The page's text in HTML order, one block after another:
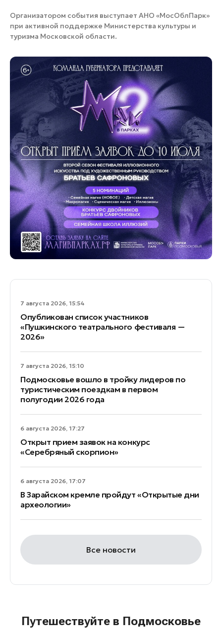
7 августа 2026, 15:54
Опубликован список участников
«Пушкинского театрального фестиваля —
2026»
7 августа 2026, 15:10
Подмосковье вошло в тройку лидеров по
туристическим поездкам в первом
полугодии 2026 года
6 августа 2026, 17:27
Открыт прием заявок на конкурс
«Серебряный скорпион»
6 августа 2026, 17:07
В Зарайском кремле пройдут «Открытые дни
археологии»
Все новости
Организатором события выступает АНО «МосОблПарк»
при активной поддержке Министерства культуры и
туризма Московской области.
Путешествуйте в Подмосковье